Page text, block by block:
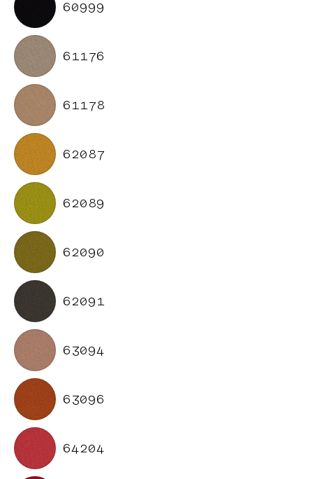
60999
61176
61178
62087
62089
62090
62091
63094
63096
64204